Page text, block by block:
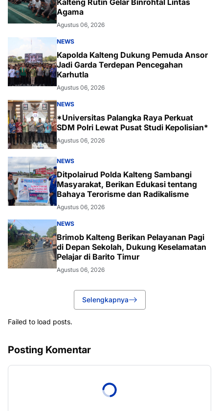
Kalteng Rutin Gelar Binrohtal Lintas
Agama
Agustus 06, 2026
NEWS
Kapolda Kalteng Dukung Pemuda Ansor
Jadi Garda Terdepan Pencegahan
Karhutla
Agustus 06, 2026
NEWS
*Universitas Palangka Raya Perkuat
SDM Polri Lewat Pusat Studi Kepolisian*
Agustus 06, 2026
NEWS
Ditpolairud Polda Kalteng Sambangi
Masyarakat, Berikan Edukasi tentang
Bahaya Terorisme dan Radikalisme
Agustus 06, 2026
NEWS
Brimob Kalteng Berikan Pelayanan Pagi
di Depan Sekolah, Dukung Keselamatan
Pelajar di Barito Timur
Agustus 06, 2026
Selengkapnya
Failed to load posts.
Posting Komentar